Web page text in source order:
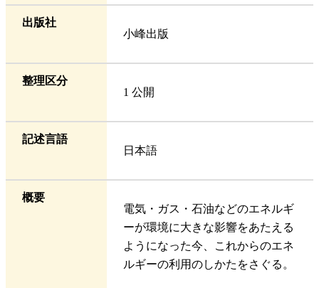
出版社
小峰出版
整理区分
1 公開
記述言語
日本語
概要
電気・ガス・石油などのエネルギ
ーが環境に大きな影響をあたえる
ようになった今、これからのエネ
ルギーの利用のしかたをさぐる。